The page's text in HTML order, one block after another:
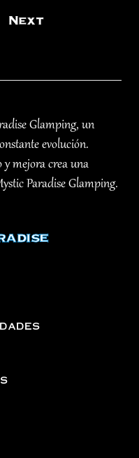
Next
Glamping, un
evolución.
mejora crea una
Paradise Glamping.